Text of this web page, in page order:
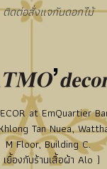
ติดต่อสั่งแจกันดอกไม้
at EmQuartier
Tan Nuea,
M Floor, Building C.
เยื้องกับร้านเสื้อผ้า Alo )